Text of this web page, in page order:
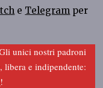
e Telegram per
unici nostri padroni
libera e indipendente:
!